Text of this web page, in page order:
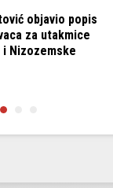
objavio popis
za utakmice
Nizozemske